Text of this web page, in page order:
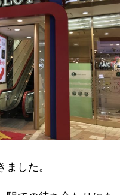
した。